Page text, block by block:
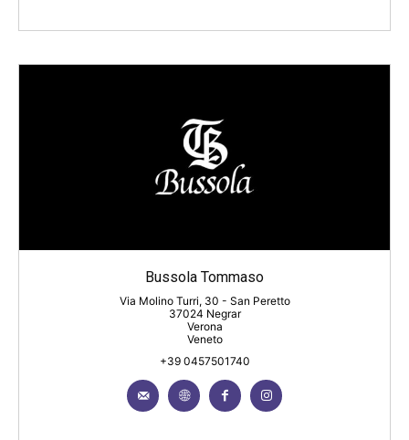
Bussola Tommaso
Via Molino Turri, 30 - San Peretto
37024 Negrar
Verona
Veneto
+39 0457501740